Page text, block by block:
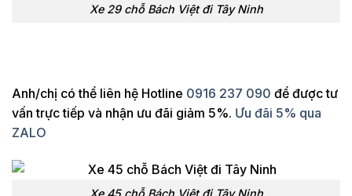
Xe 29 chỗ Bách Việt đi Tây Ninh
Anh/chị có thể liên hệ Hotline 0916 237 090 để được tư
vấn trực tiếp và nhận ưu đãi giảm 5%. Ưu đãi 5% qua
ZALO
Xe 45 chỗ Bách Việt đi Tây Ninh